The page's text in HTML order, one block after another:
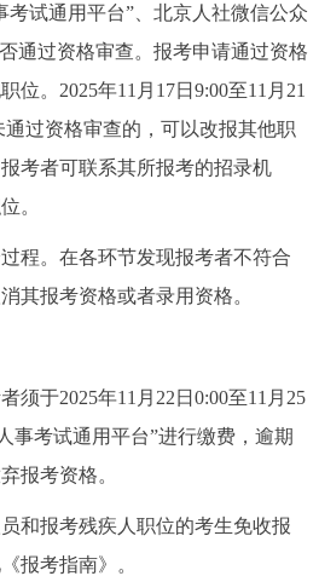
考试通用平台”、北京人社微信公众
通过资格审查。报考申请通过资格
位。2025年11月17日9:00至11月21
通过资格审查的，可以改报其他职
考者可联系其所报考的招录机
。
。在各环节发现报考者不符合
其报考资格或者录用资格。
于2025年11月22日0:00至11月25
事考试通用平台”进行缴费，逾期
报考资格。
报考残疾人职位的考生免收报
报考指南》。